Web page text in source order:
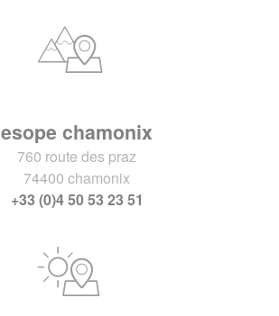
esope chamonix
760 route des praz
74400 chamonix
+33 (0)4 50 53 23 51